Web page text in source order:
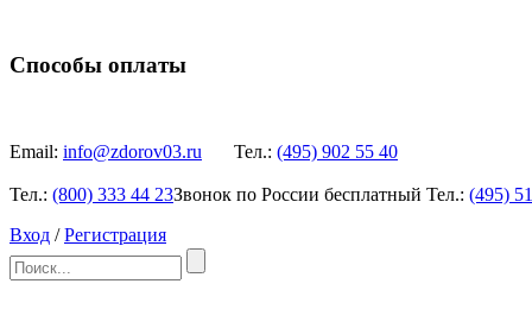
Способы оплаты
Email: info@zdorov03.ru Тел.: (495) 902 55 40
Тел.: (800) 333 44 23Звонок по России бесплатный Тел.: (495)
Вход /Регистрация